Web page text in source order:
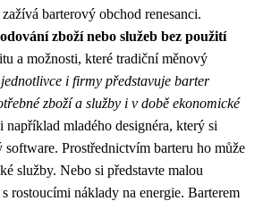
barterový obchod renesanci.
zboží nebo služeb bez použití
a možnosti, které tradiční měnový
i firmy představuje barter
zboží a služby i v době ekonomické
například mladého designéra, který si
Prostřednictvím barteru ho může
služby. Nebo si představte malou
rostoucími náklady na energie. Barterem